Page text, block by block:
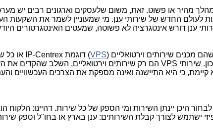
מהיר או פשוט. זאת, משום שלעסקים וארגונים רבים יש
לעולם החדש של שירותי ענן. מי שמעוניין לשמר את השקעות
ענן דורש אינטגרציה לא פשוטה, שמעטים האינטגרטורים
מכנים שירותים וירטואליים (VPS) דוגמתIP-Centrex או כל
שירותי VPS הם רק שירותים וירטואליים, השלב שהקדים את
כי היא התיישנה ואינה מספקת את הצרכים העכשוויים
היכן יינתן השירות ומי הספק של כל שירות. דהיינו: הלקוח
ישתמש לצורך קבלת השירותים: ענן בארץ או בחו"ל וספק